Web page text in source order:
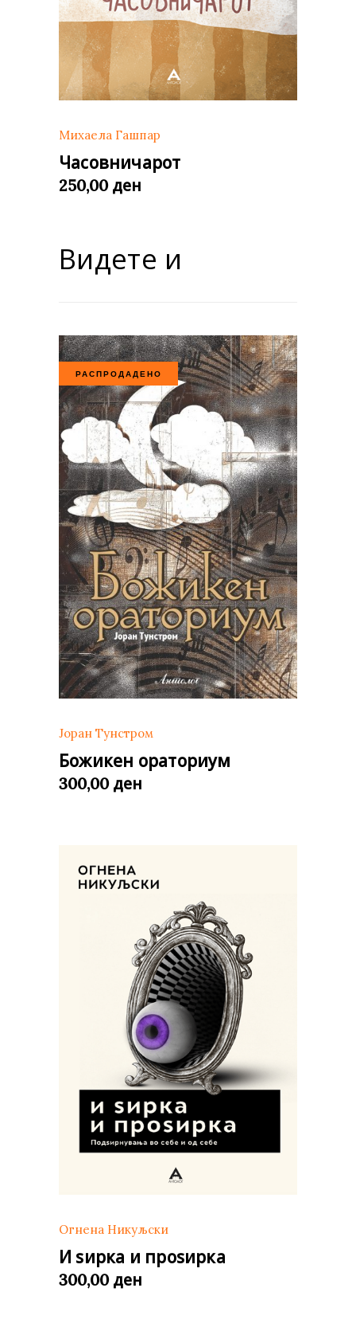
Михаела Гашпар
Часовничарот
250,00 ден
Видете и
РАСПРОДАДЕНО
Јоран Тунстром
Божикен ораториум
300,00 ден
Огнена Никуљски
И ѕирка и проѕирка
300,00 ден